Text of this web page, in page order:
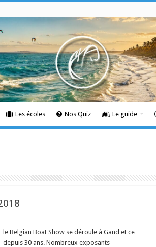
Les écoles Nos Quiz Le guide
le Belgian Boat Show se déroule à Gand et ce
depuis 30 ans. Nombreux exposants